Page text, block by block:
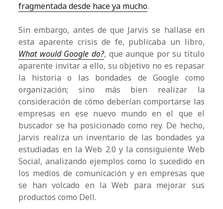
fragmentada desde hace ya mucho.
Sin embargo, antes de que Jarvis se hallase en
esta aparente crisis de fe, publicaba un libro,
What would Google do?, que aunque por su título
aparente invitar a ello, su objetivo no es repasar
la historia o las bondades de Google como
organización; sino más bien realizar la
consideración de cómo deberían comportarse las
empresas en ese nuevo mundo en el que el
buscador se ha posicionado como rey. De hecho,
Jarvis realiza un inventario de las bondades ya
estudiadas en la Web 2.0 y la consiguiente Web
Social, analizando ejemplos como lo sucedido en
los medios de comunicación y en empresas que
se han volcado en la Web para mejorar sus
productos como Dell.